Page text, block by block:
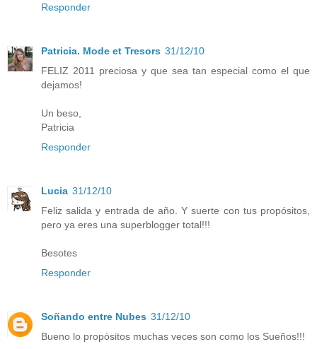
Responder
Patricia. Mode et Tresors 31/12/10
FELIZ 2011 preciosa y que sea tan especial como el que
dejamos!
Un beso,
Patricia
Responder
Lucia 31/12/10
Feliz salida y entrada de año. Y suerte con tus propósitos,
pero ya eres una superblogger total!!!
Besotes
Responder
Soñando entre Nubes 31/12/10
Bueno lo propósitos muchas veces son como los Sueños!!!